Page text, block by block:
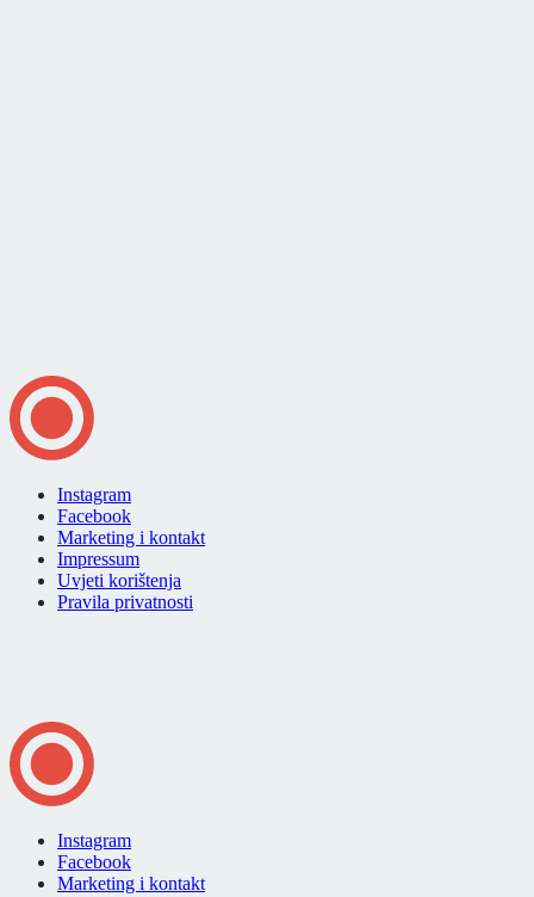
Instagram
Facebook
Marketing i kontakt
Impressum
Uvjeti korištenja
Pravila privatnosti
Instagram
Facebook
Marketing i kontakt